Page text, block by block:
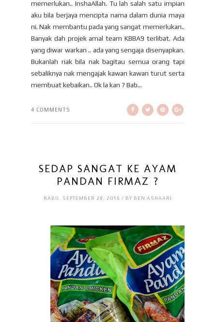
memerlukan.. InshaAllah. Tu lah salah satu impian
aku bila berjaya mencipta nama dalam dunia maya
ni. Nak membantu pada yang sangat memerlukan..
Banyak dah projek amal team KBBA9 terlibat. Ada
yang diwar warkan .. ada yang sengaja disenyapkan.
Bukanlah riak bila nak bagitau semua orang tapi
sebaliknya nak mengajak kawan kawan turut serta
membuat kebaikan.. Ok la kan ? Bab...
4 COMMENTS
SEDAP SANGAT KE AYAM
PANDAN FIRMAZ ?
RABU, SEPTEMBER 28, 2016 / BY BEN ASHAARI